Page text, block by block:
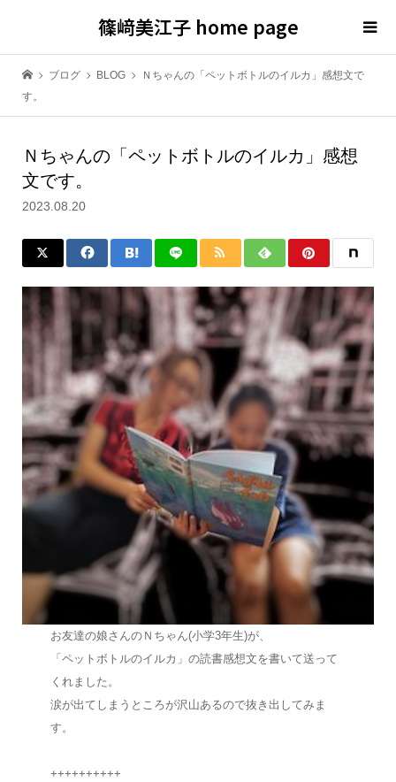
篠﨑美江子 home page
ブログ BLOG
Ｎちゃんの「ペットボトルのイルカ」感想文で
す。
Ｎちゃんの「ペットボトルのイルカ」感想
文です。
2023.08.20
お友達の娘さんのＮちゃん(小学3年生)が、
「ペットボトルのイルカ」の読書感想文を書いて送って
くれました。
涙が出てしまうところが沢山あるので抜き出してみま
す。
++++++++++